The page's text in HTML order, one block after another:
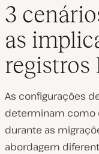
3
as
registros
As configurações
determinam como
durante as
abordagem